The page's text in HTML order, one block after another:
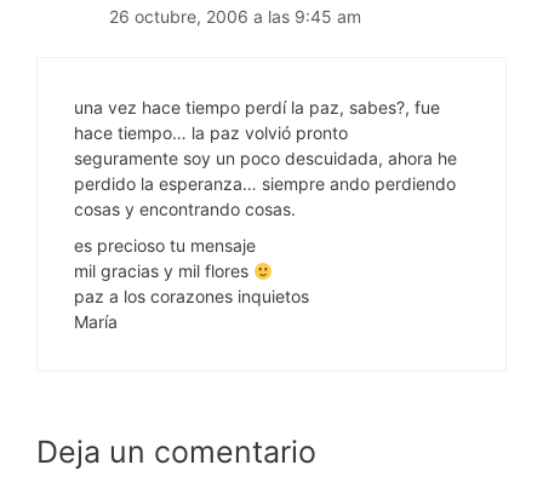
26 octubre, 2006 a las 9:45 am
una vez hace tiempo perdí la paz, sabes?, fue
hace tiempo… la paz volvió pronto
seguramente soy un poco descuidada, ahora he
perdido la esperanza… siempre ando perdiendo
cosas y encontrando cosas.
es precioso tu mensaje
mil gracias y mil flores
paz a los corazones inquietos
María
Deja un comentario